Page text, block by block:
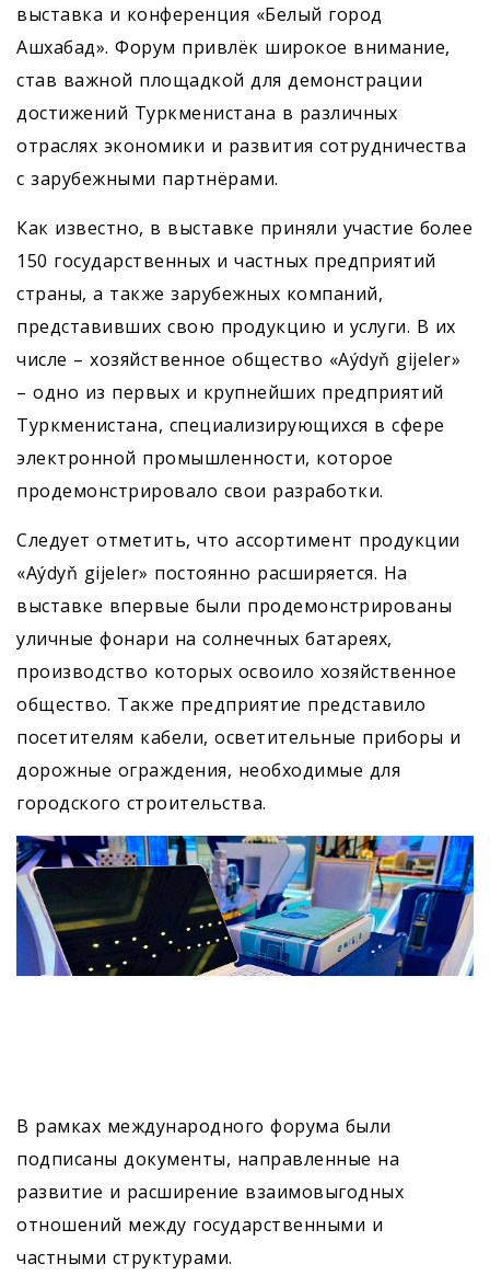
выставка и конференция «Белый город
Ашхабад». Форум привлёк широкое внимание,
став важной площадкой для демонстрации
достижений Туркменистана в различных
отраслях экономики и развития сотрудничества
с зарубежными партнёрами.
Как известно, в выставке приняли участие более
150 государственных и частных предприятий
страны, а также зарубежных компаний,
представивших свою продукцию и услуги. В их
числе – хозяйственное общество «Aýdyň gijeler»
– одно из первых и крупнейших предприятий
Туркменистана, специализирующихся в сфере
электронной промышленности, которое
продемонстрировало свои разработки.
Следует отметить, что ассортимент продукции
«Aýdyň gijeler» постоянно расширяется. На
выставке впервые были продемонстрированы
уличные фонари на солнечных батареях,
производство которых освоило хозяйственное
общество. Также предприятие представило
посетителям кабели, осветительные приборы и
дорожные ограждения, необходимые для
городского строительства.
В рамках международного форума были
подписаны документы, направленные на
развитие и расширение взаимовыгодных
отношений между государственными и
частными структурами.